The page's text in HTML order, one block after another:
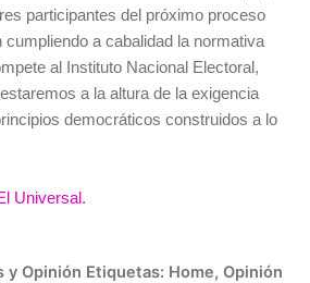
participantes del próximo proceso
a cabalidad la normativa
al Instituto Nacional Electoral,
a la altura de la exigencia
democráticos construidos a lo
Universal.
y Opinión Etiquetas: Home, Opinión